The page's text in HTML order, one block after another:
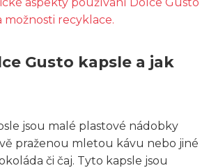
možnosti recyklace.
Gusto kapsle a jak
jsou malé plastové nádobky
praženou mletou kávu nebo jiné
či čaj. Tyto kapsle jsou